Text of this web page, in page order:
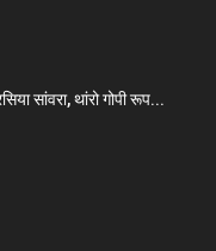
सांवरा, थांरो गोपी रूप...